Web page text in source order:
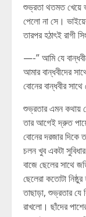
শুভ্রতা থতমত খেয়ে
পেলো না সে।
তারপর হঠাৎই রাগী
—-” আমি যে
আমার বান্ধবীদের
বোনের বান্ধবীর
শুভ্রতার এমন কথায়
তার আগেই দ্রুত
বোনের দরজার দিকে
চলন খুব একটা
বাজে ছেলের সাথে
ছেলেরা কতোটা
তাছাড়া, শুভ্রতার যে
রাখলো। ছাঁদের